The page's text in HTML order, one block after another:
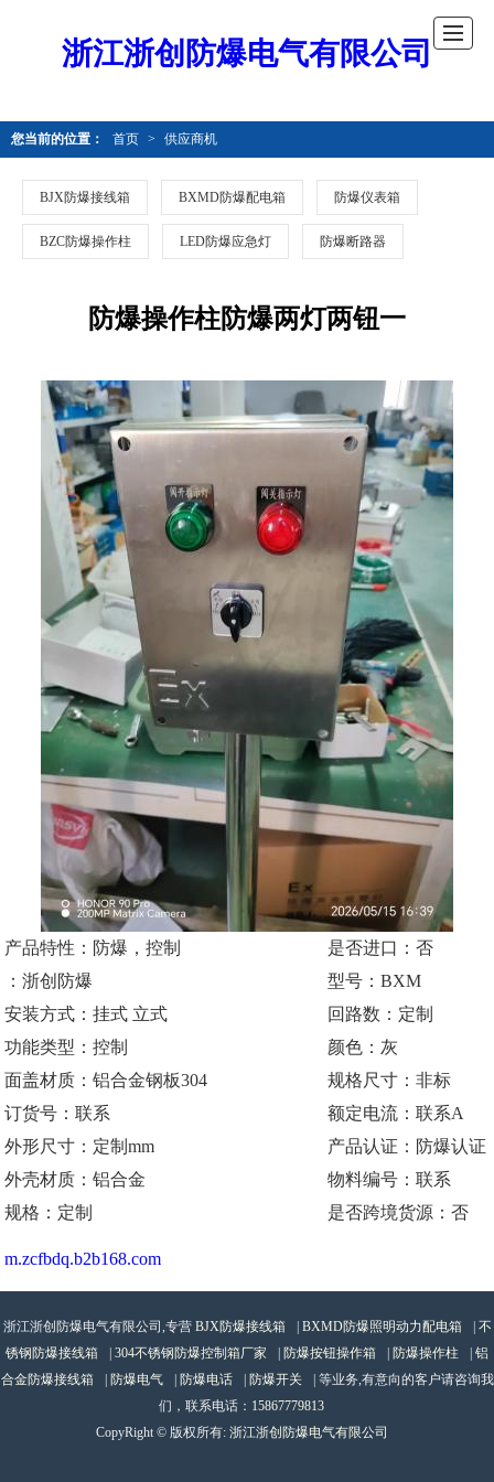
浙江浙创防爆电气有限公司
您当前的位置： 首页 > 供应商机
BJX防爆接线箱 BXMD防爆配电箱 防爆仪表箱
BZC防爆操作柱 LED防爆应急灯 防爆断路器
防爆操作柱防爆两灯两钮一
产品特性：防爆，控制
是否进口：否
：浙创防爆
型号：BXM
安装方式：挂式 立式
回路数：定制
功能类型：控制
颜色：灰
面盖材质：铝合金钢板304
规格尺寸：非标
订货号：联系
额定电流：联系A
外形尺寸：定制mm
产品认证：防爆认证
外壳材质：铝合金
物料编号：联系
规格：定制
是否跨境货源：否
m.zcfbdq.b2b168.com
浙江浙创防爆电气有限公司,专营 BJX防爆接线箱 BXMD防爆照明动力配电箱
不
锈钢防爆接线箱
304不锈钢防爆控制箱厂家 防爆按钮操作箱 防爆操作柱
铝
合金防爆接线箱
防爆电气 防爆电话 防爆开关
| 等业务,有意向的客户请咨询我
们，联系电话： 15867779813
CopyRight © 版权所有: 浙江浙创防爆电气有限公司